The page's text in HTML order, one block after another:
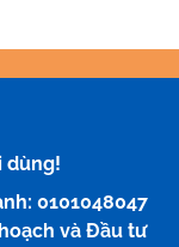
dùng!
0101048047
và Đầu tư